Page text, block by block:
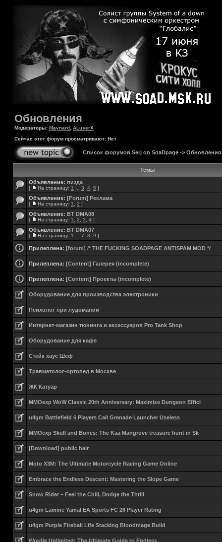
Обновления
Модераторы: Maynard ALuserX
Сейчас этот форум просматривают: Нет
Список форумов Serj on SoaDpage -> Обновления
Темы
Объявление: пизда
[ На страницу: 1 3 4 5 ]
Объявление: [Forum] Реклама
[ На страницу: 1 2 ]
Объявление: BT DMA08
[ На страницу: 1 2 3 4 ]
Объявление: BT DMA07
[ На страницу: 1 7 8 9 ]
Прилеплена: [forum] /* THE FUCKING SOADPAGE ANTISPAM MOD */
Прилеплена: [Content] Галерея (incomplete)
Прилеплена: [Content] Проекты (incomplete)
Оборудование для производства электроники
Психолог при лудомании
Интернет-магазин тюнинга и аксессуаров Pro Tank Shop
Оборудование для кафе
Стейк хаус Шеф
Травматолог-ортопед в Москве
ЖК Катуар
MMOexp WoW Classic 20th Anniversary: Maximize Dungeon Effici
u4gm Battlefield 6 Players Call Grenade Launcher Useless
MMOexp Skull and Bones: The Kaa Mangrove treasure hunt in Sk
[Download] public hair
Moto X3M: The Ultimate Motorcycle Racing Game Online
Embrace the Endless Descent: Mastering the Slope Game
Snow Rider – Feel the Chill, Dodge the Thrill
u4gm Lamine Yamal EA Sports FC 26 Player Rating
u4gm Purple Fireball Life Stacking Bloodmage Build
Wordle Unlimited: The Ultimate Guide to Endless